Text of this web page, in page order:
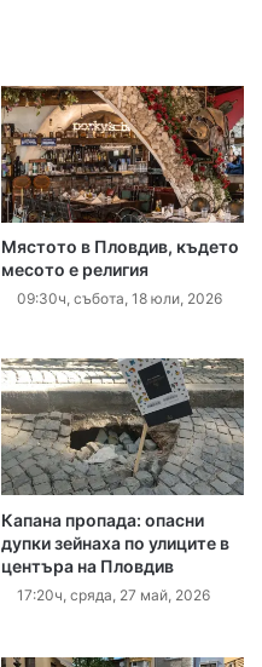
Мястото в Пловдив, където
месото е религия
09:30ч, събота, 18 юли, 2026
Капана пропада: опасни
дупки зейнаха по улиците в
центъра на Пловдив
17:20ч, сряда, 27 май, 2026